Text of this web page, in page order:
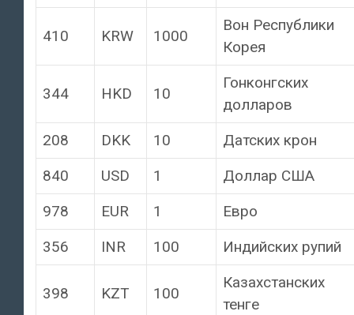
410 KRW 1000
Вон Республики
Корея
344 HKD 10
Гонконгских
долларов
208
DKK 10
Датских крон
840
USD 1
Доллар США
978
EUR 1
Евро
356
INR 100 Индийских рупий
398 KZT 100
Казахстанских
тенге